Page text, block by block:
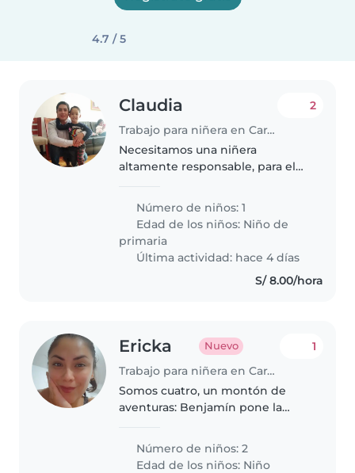
4.7 / 5
Claudia
Trabajo para niñera en Carabayllo
2
Necesitamos una niñera
altamente responsable, para el
Número de niños: 1
Edad de los niños: Niño de
primaria
Última actividad: hace 4 días
S/ 8.00/hora
Ericka Nuevo
Trabajo para niñera en Carabayllo
1
Somos cuatro, un montón de
aventuras: Benjamín pone la
sobreviva. 😊
Número de niños: 2
Edad de los niños: Niño